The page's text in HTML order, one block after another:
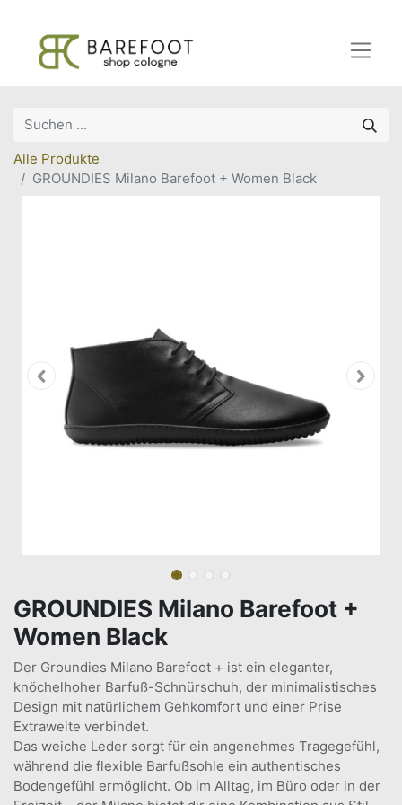
Alle Produkte
GROUNDIES Milano Barefoot + Women Black
GROUNDIES Milano Barefoot +
Women Black
Der Groundies Milano Barefoot + ist ein eleganter,
knöchelhoher Barfuß-Schnürschuh, der minimalistisches
Design mit natürlichem Gehkomfort und einer Prise
Extraweite verbindet.
Das weiche Leder sorgt für ein angenehmes Tragegefühl,
während die flexible Barfußsohle ein authentisches
Bodengefühl ermöglicht. Ob im Alltag, im Büro oder in der